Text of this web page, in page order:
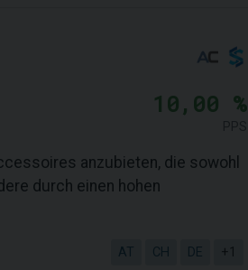
10,00 %
anzubieten, die sowohl
durch einen hohen
AT CH DE +1